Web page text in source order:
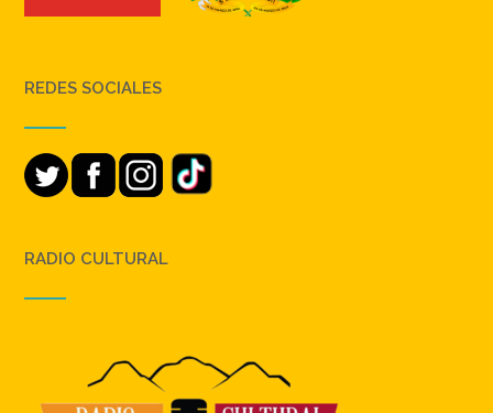
REDES SOCIALES
RADIO CULTURAL